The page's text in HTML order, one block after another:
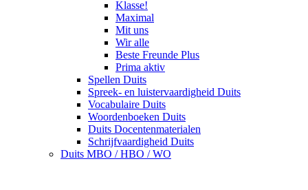
Klasse!
Maximal
Mit uns
Wir alle
Beste Freunde Plus
Prima aktiv
Spellen Duits
Spreek- en luistervaardigheid Duits
Vocabulaire Duits
Woordenboeken Duits
Duits Docentenmaterialen
Schrijfvaardigheid Duits
Duits MBO / HBO / WO